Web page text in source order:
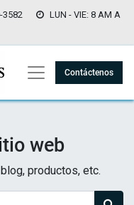
3582
LUN - VIE: 8 AM A
Contáctenos
web
productos, etc.